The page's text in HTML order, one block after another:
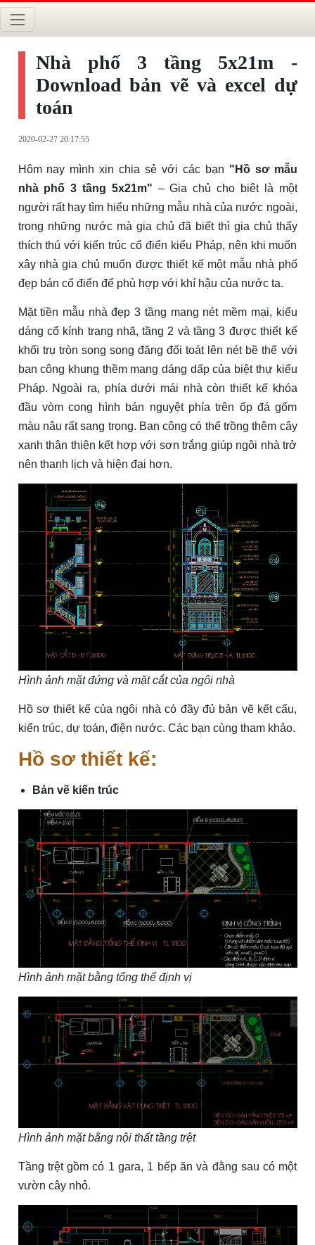
Nhà phố 3 tầng 5x21m -
Download bản vẽ và excel dự
toán
2020-02-27 20:17:55
Hôm nay mình xin chia sẻ với các bạn "Hồ sơ mẫu
nhà phố 3 tầng 5x21m" – Gia chủ cho biêt là một
người rất hay tìm hiểu những mẫu nhà của nước ngoài,
trong những nước mà gia chủ đã biết thì gia chủ thấy
thích thú với kiến trúc cổ điển kiểu Pháp, nên khi muốn
xây nhà gia chủ muốn được thiết kế một mẫu nhà phố
đẹp bán cổ điển để phù hợp với khí hậu của nước ta.
Mặt tiền mẫu nhà đẹp 3 tầng mang nét mềm mại, kiểu
dáng cổ kính trang nhã, tầng 2 và tầng 3 được thiết kế
khối trụ tròn song song đăng đối toát lên nét bề thế với
ban công khung thềm mang dáng dấp của biệt thự kiểu
Pháp. Ngoài ra, phía dưới mái nhà còn thiết kế khóa
đầu vòm cong hình bán nguyệt phía trên ốp đá gốm
màu nâu rất sang trọng. Ban công có thể trồng thêm cây
xanh thân thiện kết hợp với sơn trắng giúp ngôi nhà trở
nên thanh lịch và hiện đại hơn.
Hình ảnh mặt đứng và mặt cắt của ngôi nhà
Hồ sơ thiết kế của ngôi nhà có đầy đủ bản vẽ kết cấu,
kiến trúc, dự toán, điện nước. Các bạn cùng tham khảo.
Hồ sơ thiết kế:
Bản vẽ kiến trúc
Hình ảnh mặt bằng tổng thể định vị
Hình ảnh mặt bằng nội thất tầng trệt
Tầng trệt gồm có 1 gara, 1 bếp ăn và đằng sau có một
vườn cây nhỏ.